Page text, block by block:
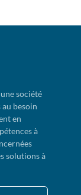
société
besoin
en
à
solutions à